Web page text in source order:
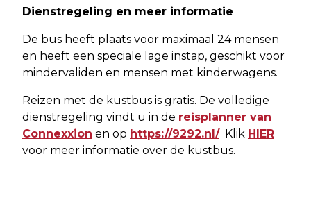
Dienstregeling en meer informatie
De bus heeft plaats voor maximaal 24 mensen
en heeft een speciale lage instap, geschikt voor
mindervaliden en mensen met kinderwagens.
Reizen met de kustbus is gratis. De volledige
dienstregeling vindt u in de reisplanner van
Connexxion en op https://9292.nl/Klik HIER
voor meer informatie over de kustbus.